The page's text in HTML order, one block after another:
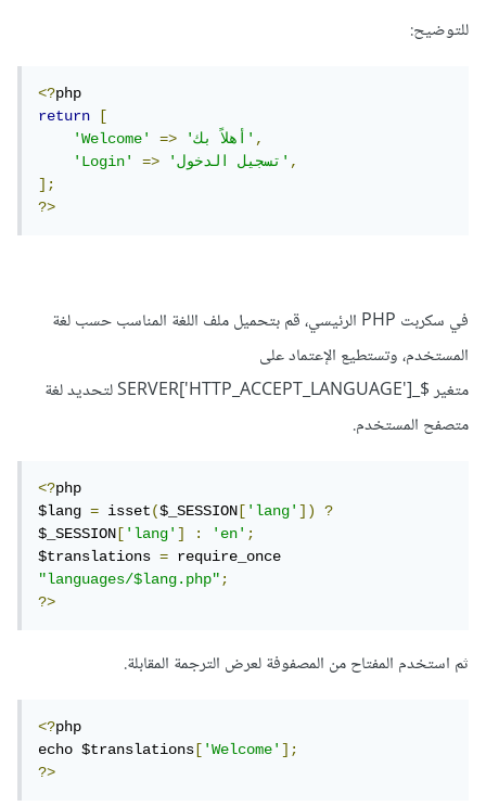
للتوضيح:
<?
return
[
'Welcome'
=> 'أهلاً بك',
'Login'
=> 'تسجيل الدخول',
];
?>
في سكربت PHP الرئيسي، قم بتحميل ملف اللغة المناسب حسب لغة
المستخدم، وتستطيع الإعتماد على
متغير $_SERVER['HTTP_ACCEPT_LANGUAGE'] لتحديد لغة
متصفح المستخدم.
<?php
$lang = isset($_SESSION ['lang'])
?
$_SESSION ['lang'] : 'en';
$translations =
"languages/$lang.php";
?>
ثم استخدم المفتاح من المصفوفة لعرض الترجمة المقابلة.
<?php
echo $translations ['Welcome'];
?>